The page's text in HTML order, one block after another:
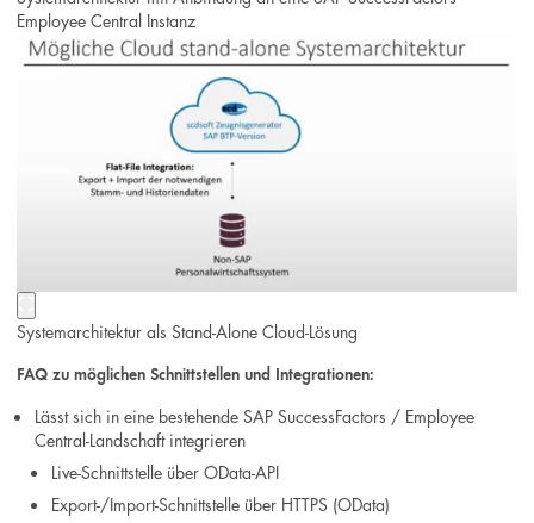
Employee Central Instanz
Systemarchitektur als Stand-Alone Cloud-Lösung
FAQ zu möglichen Schnittstellen und Integrationen:
Lässt sich in eine bestehende SAP SuccessFactors / Employee
Central-Landschaft integrieren
Live-Schnittstelle über OData-API
Export-/Import-Schnittstelle über HTTPS (OData)